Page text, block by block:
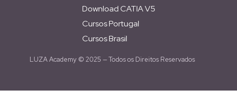
Download CATIA V5
Cursos Portugal
Cursos Brasil
LUZA Academy © 2025 — Todos os Direitos Reservados